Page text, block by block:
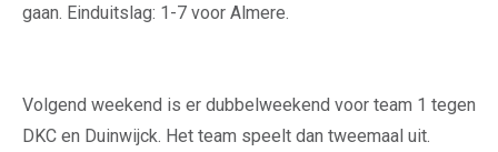
gaan. Einduitslag: 1-7 voor Almere.
Volgend weekend is er dubbelweekend voor team 1 tegen
DKC en Duinwijck. Het team speelt dan tweemaal uit.